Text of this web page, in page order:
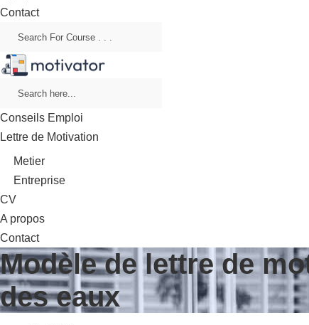
Contact
Conseils Emploi
Lettre de Motivation
Metier
Entreprise
CV
A propos
Contact
Modèle de lettre de
des eaux